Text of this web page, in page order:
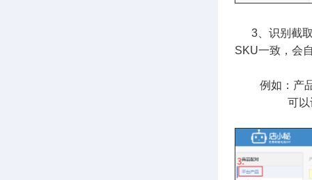
3、识别截取
SKU一致，会
例如：产品
可以设置截